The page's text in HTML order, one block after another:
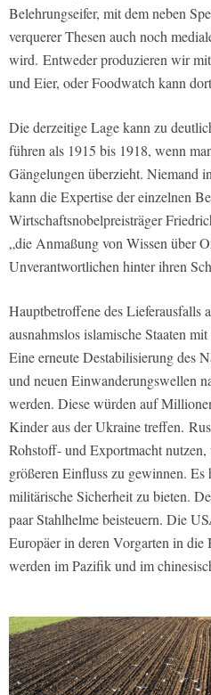
Belehrungseifer, mit dem neben
verquerer Thesen auch noch
wird. Entweder produzieren wir
und Eier, oder Foodwatch kann
Die derzeitige Lage kann zu
führen als 1915 bis 1918, wenn
Gängelungen überzieht. Niemand
kann die Expertise der einzelnen
Wirtschaftsnobelpreisträger
„die Anmaßung von Wissen über
Unverantwortlichen hinter ihren
Hauptbetroffene des Lieferausfalls
ausnahmslos islamische Staaten
Eine erneute Destabilisierung des
und neuen Einwanderungswellen
werden. Diese würden auf
Kinder aus der Ukraine treffen.
Rohstoff- und Exportmacht
größeren Einfluss zu gewinnen.
militärische Sicherheit zu bieten.
paar Stahlhelme beisteuern. Die
Europäer in deren Vorgarten in die
werden im Pazifik und im